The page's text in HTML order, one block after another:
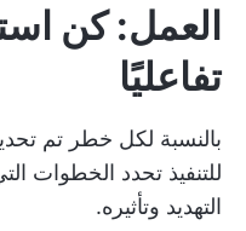
العمل: كن
تفاعليًا
بالنسبة لكل خطر تم
للتنفيذ تحدد الخطوات
التهديد وتأثيره.